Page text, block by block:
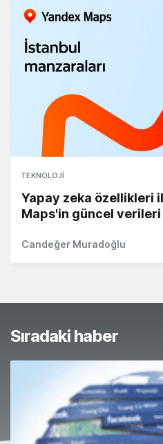
TEKNOLOJI
Yapay zeka özellikleri
Maps'in güncel verileri
Candeğer Muradoğlu
Sıradaki haber